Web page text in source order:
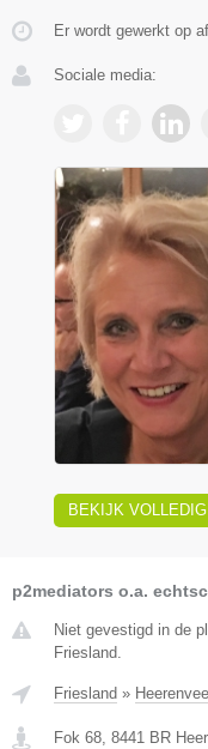
Er wordt gewerkt op
Sociale media:
BEKIJK
p2mediators o.a.
Niet gevestigd in de
Friesland.
Friesland »
Fok 68, 8441 BR